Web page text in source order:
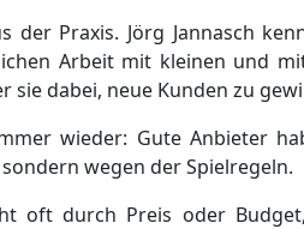
der Praxis. Jörg Jannasch
Arbeit mit kleinen und
sie dabei, neue Kunden zu
wieder: Gute Anbieter
wegen der Spielregeln.
oft durch Preis oder